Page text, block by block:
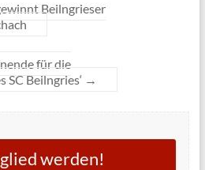
Beilngrieser
für die
SC Beilngries‘ →
werden!